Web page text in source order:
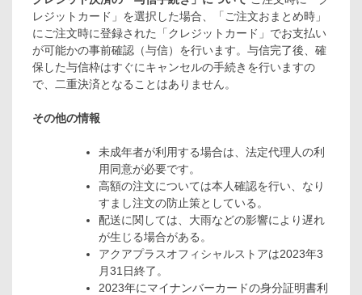
レジットカード」を選択した場合、「ご注文おまとめ時」
にご注文時に登録された「クレジットカード」でお支払い
が可能かの事前確認（与信）を行います。与信完了後、確
保した与信枠はすぐにキャンセルの手続きを行いますの
で、二重決済となることはありません。
その他の情報
未成年者が利用する場合は、法定代理人の利
用同意が必要です。
高額の注文については本人確認を行い、なり
すまし注文の防止策としている。
配送に関しては、大雨などの影響により遅れ
が生じる場合がある。
アクアプラスオフィシャルストアは2023年3
月31日終了。
2023年にマイナンバーカードの身分証明書利